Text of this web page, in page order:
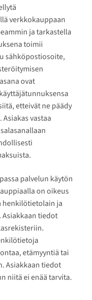
verkkokauppaan
ja tarkastella
toimii
sähköpostiosoite,
ovat
etteivät ne päädy
vastaa
palvelun käytön
on oikeus
henkilötietolain ja
tiedot
etämyyntiä tai
Asiakkaan tiedot
niitä ei enää tarvita.